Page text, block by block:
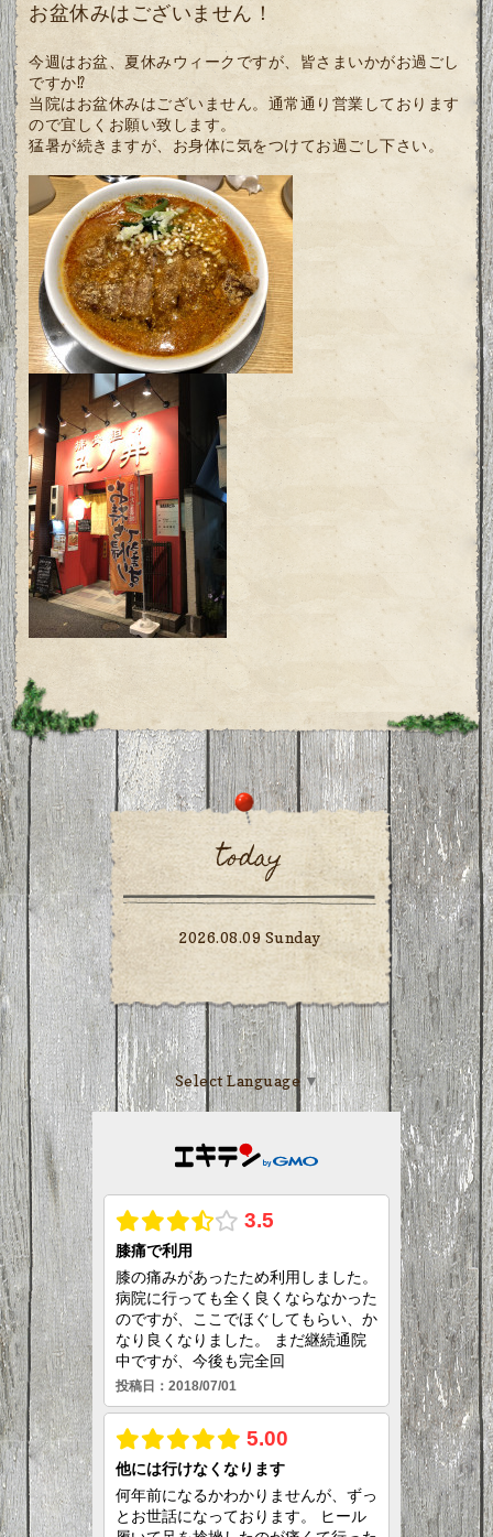
お盆休みはございません！
今週はお盆、夏休みウィークですが、皆さまいかがお過ごし
ですか⁉︎
当院はお盆休みはございません。通常通り営業しております
ので宜しくお願い致します。
猛暑が続きますが、お身体に気をつけてお過ごし下さい。
today
2026.08.09 Sunday
Select Language▼